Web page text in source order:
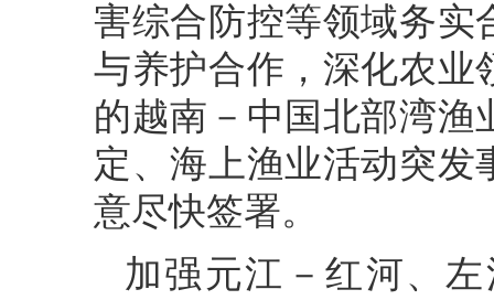
害综合防控等领域务实
与养护合作，深化农业
的越南－中国北部湾渔
定、海上渔业活动突发
意尽快签署。
加强元江－红河、